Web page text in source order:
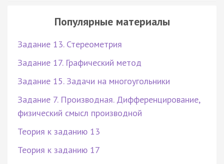
Популярные материалы
Задание 13. Стереометрия
Задание 17. Графический метод
Задание 15. Задачи на многоугольники
Задание 7. Производная. Дифференцирование,
физический смысл производной
Теория к заданию 13
Теория к заданию 17